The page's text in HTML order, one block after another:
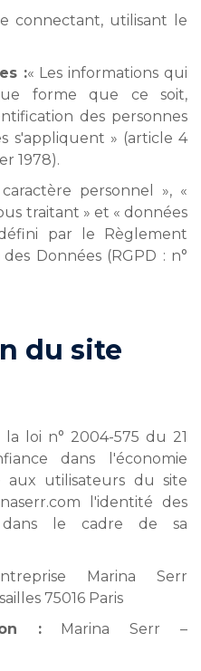
connectant, utilisant le
:« Les informations qui
forme que ce soit,
des personnes
s'appliquent » (article 4
1978).
personnel », «
traitant » et « données
par le Règlement
Données (RGPD : n°
du site
loi n° 2004-575 du 21
dans l'économie
aux utilisateurs du site
l'identité des
dans le cadre de sa
Marina Serr
75016 Paris
:Marina Serr –